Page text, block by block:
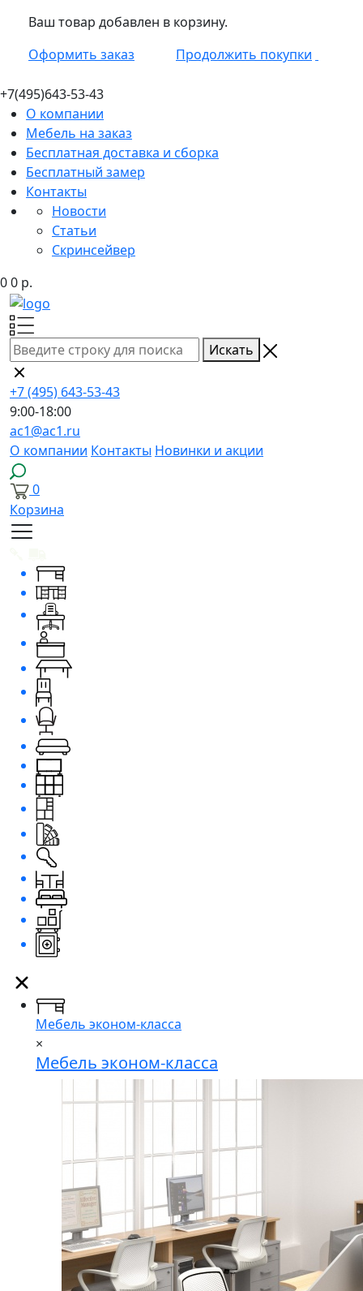
Ваш товар добавлен в корзину.
Оформить заказ
Продолжить покупки
+7(495)643-53-43
О компании
Мебель на заказ
Бесплатная доставка и сборка
Бесплатный замер
Контакты
Новости
Статьи
Скринсейвер
00 р.
Искать
+7 (495) 643-53-43
9:00-18:00
ac1@ac1.ru
О компании Контакты Новинки и акции
0
Корзина
Мебель эконом-класса
×
Мебель эконом-класса